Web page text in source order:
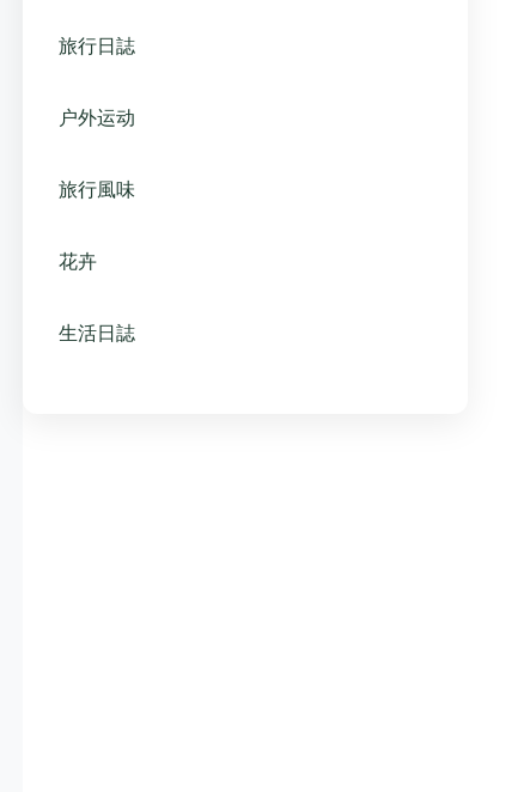
旅行日誌
户外运动
旅行風味
花卉
生活日誌